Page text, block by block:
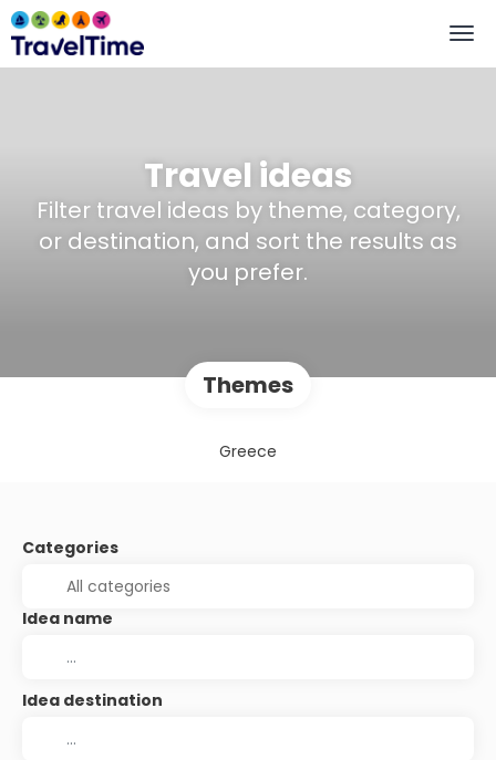
Travel ideas
Filter travel ideas by theme, category,
or destination, and sort the results as
you prefer.
Themes
Greece
Categories
Idea name
Idea destination